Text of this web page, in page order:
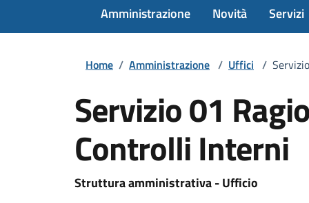
Amministrazione Novità Servizi
Home / Amministrazione / Uffici /
Servizio 01
Controlli Interni
Struttura amministrativa - Ufficio